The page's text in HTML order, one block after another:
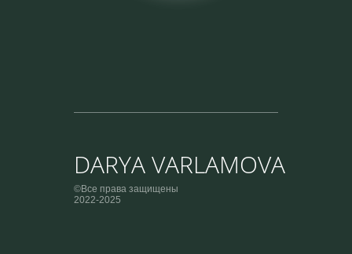
DARYA VARLAMOVA
©Все права защищены
2022-2025